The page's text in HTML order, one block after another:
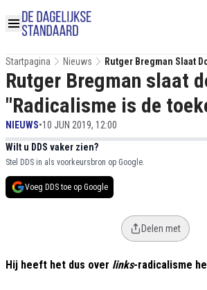
Startpagina Nieuws
Rutger Bregman Slaat
Toekomst!"
Rutger Bregman slaat
"Radicalisme is de
NIEUWS•10 JUN 2019, 12:00
Wilt u DDS vaker zien?
Stel DDS in als voorkeursbron op Google.
Voeg DDS toe op Google
Delen met
Hij heeft het dus over links-radicalisme